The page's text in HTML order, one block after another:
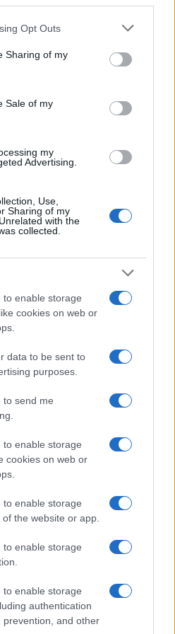
app uses one or more Google
behaviour. You may click to
and its third-party tags to
purposes in below Google
Opt Outs
Sharing of my
Sale of my
my
Advertising.
Use,
Sharing of my
with the
collected.
to enable storage
cookies on web or
data to be sent to
purposes.
to send me
to enable storage
cookies on web or
to enable storage
the website or app.
to enable storage
to enable storage
authentication
and other
ottimale. Adesso, mentre
su un vassoio. Una volta
ora. Questo
per ottenere biscotti
Hai fretta? Puoi anche
minuti.
stati raffreddati, sono
Non ti preoccupare di
alcuna cottura.
è proprio nella sua
dolcetti freschi e
conservano in frigorifero
freschi. Vuoi provare
non cimentarti con
? Un dolce fresco e
cottura e che conquisterà